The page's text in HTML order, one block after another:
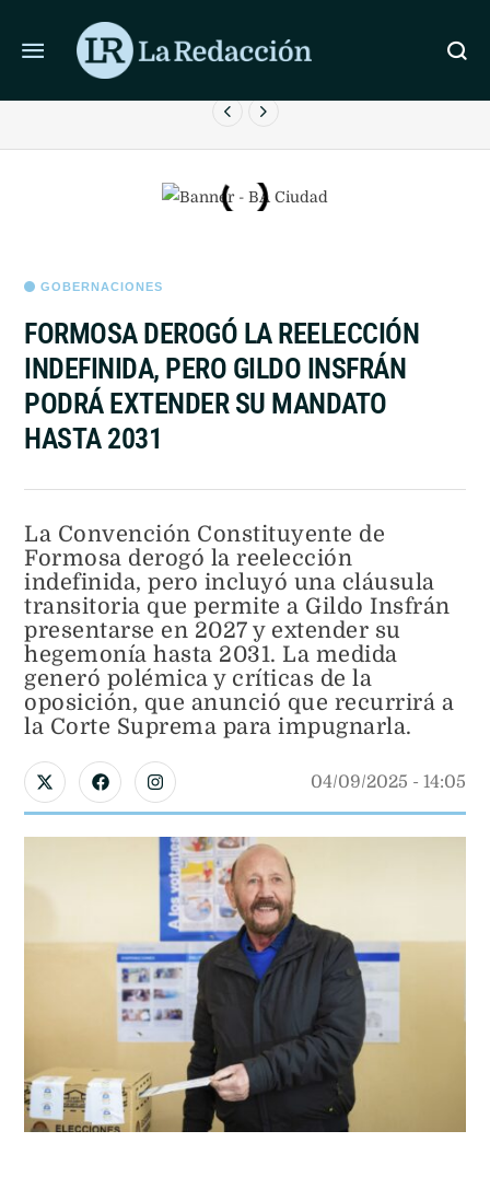
ÚLTIMAS NOTICIAS
CICLOGÉNESIS Y ALERTA NARANJA POR TORMENTAS
GOBERNACIONES
FORMOSA DEROGÓ LA REELECCIÓN
INDEFINIDA, PERO GILDO INSFRÁN
PODRÁ EXTENDER SU MANDATO
HASTA 2031
La Convención Constituyente de
Formosa derogó la reelección
indefinida, pero incluyó una cláusula
transitoria que permite a Gildo Insfrán
presentarse en 2027 y extender su
hegemonía hasta 2031. La medida
generó polémica y críticas de la
oposición, que anunció que recurrirá a
la Corte Suprema para impugnarla.
04/09/2025 - 14:05